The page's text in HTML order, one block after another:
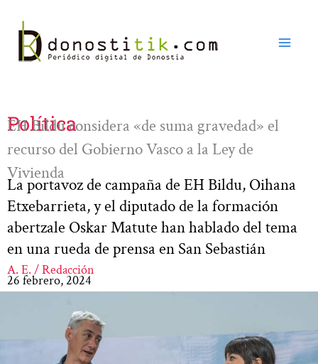
contenido
Política
EH Bildu considera «de suma gravedad» el
recurso del Gobierno Vasco a la Ley de
Vivienda
La portavoz de campaña de EH Bildu, Oihana
Etxebarrieta, y el diputado de la formación
abertzale Oskar Matute han hablado del tema
en una rueda de prensa en San Sebastián
A. E. / Redacción
26 febrero, 2024